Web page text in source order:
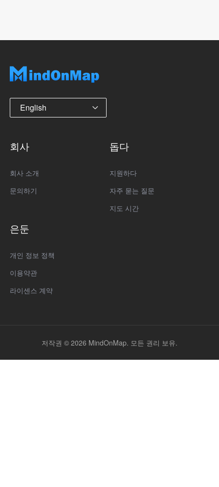
English
회사
회사 소개
문의하기
돕다
지원하다
자주 묻는 질문
지도 시간
은둔
개인 정보 정책
이용약관
라이센스 계약
저작권 © 2026 MindOnMap. 모든 권리 보유.